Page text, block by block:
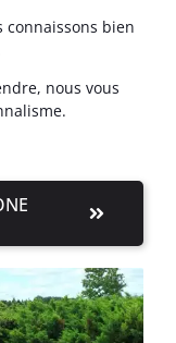
connaissons bien
nous vous